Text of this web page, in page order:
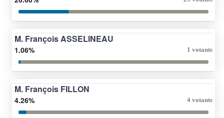
M. François ASSELINEAU
1.06% 1 votants
M. François FILLON
4.26% 4 votants